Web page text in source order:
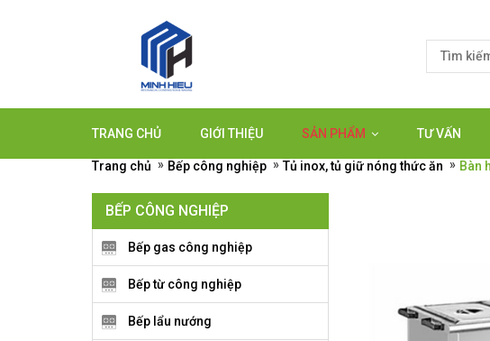
TRANG CHỦ GIỚI THIỆU SẢN PHẨM TƯ VẤN
Trang chủ » Bếp công nghiệp » Tủ inox, tủ giữ nóng thức ăn » Bàn
BẾP CÔNG NGHIỆP
Bếp gas công nghiệp
Bếp từ công nghiệp
Bếp lẩu nướng